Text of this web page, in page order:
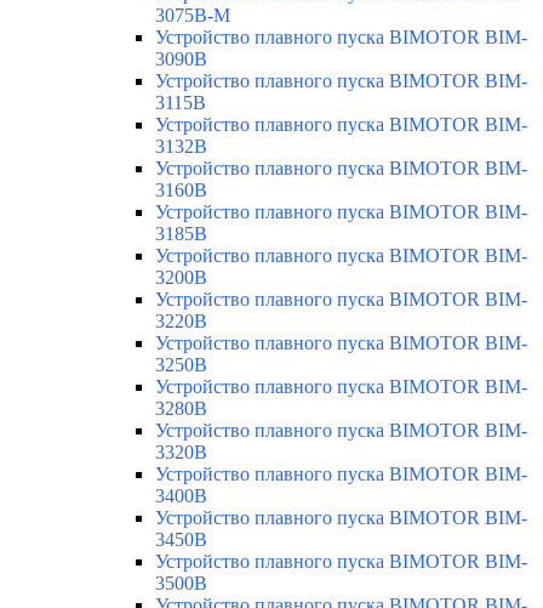
3075B-M
Устройство плавного пуска BIMOTOR BIM-
3090B
Устройство плавного пуска BIMOTOR BIM-
3115B
Устройство плавного пуска BIMOTOR BIM-
3132B
Устройство плавного пуска BIMOTOR BIM-
3160B
Устройство плавного пуска BIMOTOR BIM-
3185B
Устройство плавного пуска BIMOTOR BIM-
3200B
Устройство плавного пуска BIMOTOR BIM-
3220B
Устройство плавного пуска BIMOTOR BIM-
3250B
Устройство плавного пуска BIMOTOR BIM-
3280B
Устройство плавного пуска BIMOTOR BIM-
3320B
Устройство плавного пуска BIMOTOR BIM-
3400B
Устройство плавного пуска BIMOTOR BIM-
3450B
Устройство плавного пуска BIMOTOR BIM-
3500B